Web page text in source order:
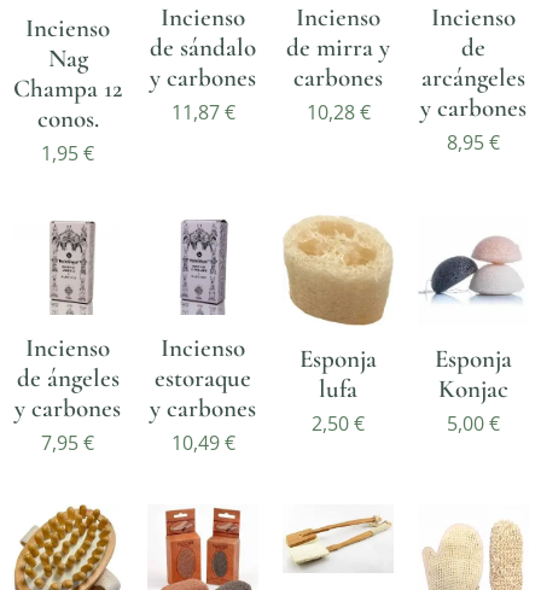
Incienso
Nag
Champa 12
conos.
1,95€
Incienso
de sándalo
y carbones
11,87€
Incienso
de mirra y
carbones
10,28€
Incienso
de
arcángeles
y carbones
8,95€
Incienso
de ángeles
y carbones
7,95€
Incienso
estoraque
y carbones
10,49€
Esponja
lufa
2,50€
Esponja
Konjac
5,00€